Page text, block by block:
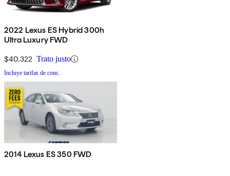
2022 Lexus ES Hybrid 300h
Ultra Luxury FWD
$40,322 Trato justo
Incluye tarifas de conc.
2014 Lexus ES 350 FWD